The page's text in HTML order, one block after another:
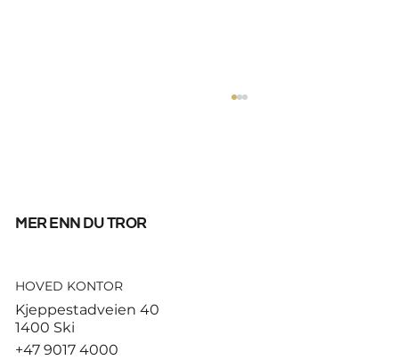
Fifpro med knallhard
presidentens makt
mer enn du tror
HOVED KONTOR
Kjeppestadveien 40
1400 Ski
+47 9017 4000